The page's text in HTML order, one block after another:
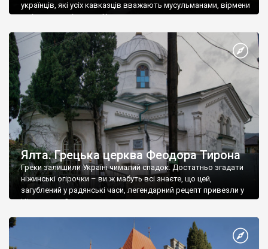
українців, які усіх кавказців вважають мусульманами, вірмени
є відданими вірянами Христа
Ялта. Грецька церква Феодора Тирона
Греки залишили Україні чималий спадок. Достатньо згадати
ніжинські огірочки – ви ж мабуть всі знаєте, що цей,
загублений у радянські часи, легендарний рецепт привезли у
Ніжин греки?